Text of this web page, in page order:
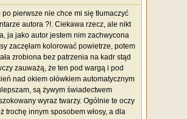
pierwsze nie chce mi się tłumaczyć
autora ?!. Ciekawa rzecz, ale nikt
ja jako autor jestem nim zachwycona
zaczęłam kolorować powietrze, potem
zrobiona bez patrzenia na kadr stąd
zauważą, że ten pod wargą i pod
nad okiem ołówkiem automatycznym
są żywym świadectwem
wyraz twarzy. Ogólnie te oczy
trochę innym sposobem włosy, a dla